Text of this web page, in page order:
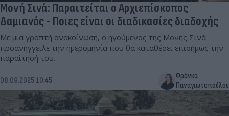
Μονή Σινά: Παραιτείται ο Αρχιεπίσκοπος
Δαμιανός - Ποιες είναι οι διαδικασίες διαδοχής
Με μια γραπτή ανακοίνωση, ο ηγούμενος της Μονής Σινά
προανήγγειλε την ημερομηνία που θα καταθέσει επισήμως την
παραίτησή του.
08.09.2025 10:45
Φράνκα
Παναγιωτοπούλου